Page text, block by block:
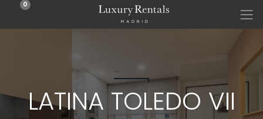
0
LATINA TOLEDO VII